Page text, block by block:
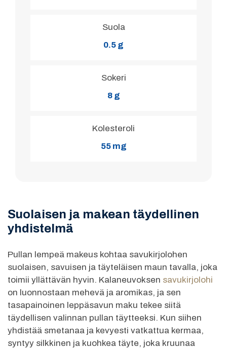
Suola
0.5 g
Sokeri
8 g
Kolesteroli
55 mg
Suolaisen ja makean täydellinen
yhdistelmä
Pullan lempeä makeus kohtaa savukirjolohen
suolaisen, savuisen ja täyteläisen maun tavalla, joka
toimii yllättävän hyvin. Kalaneuvoksen savukirjolohi
on luonnostaan mehevä ja aromikas, ja sen
tasapainoinen leppäsavun maku tekee siitä
täydellisen valinnan pullan täytteeksi. Kun siihen
yhdistää smetanaa ja kevyesti vatkattua kermaa,
syntyy silkkinen ja kuohkea täyte, joka kruunaa